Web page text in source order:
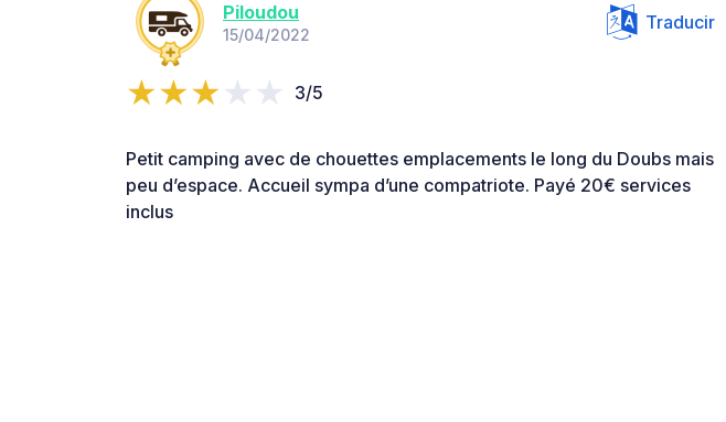
Piloudou
15/04/2022
Traducir
3/5
Petit camping avec de chouettes emplacements le long du Doubs mais
peu d’espace. Accueil sympa d’une compatriote. Payé 20€ services
inclus